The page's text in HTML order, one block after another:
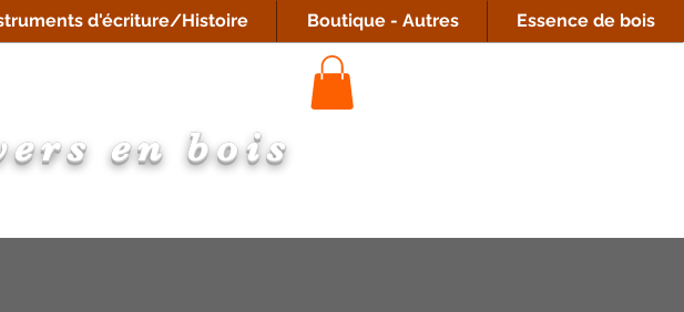
d'écriture/Histoire Boutique - Autres Essence de bois
en bois